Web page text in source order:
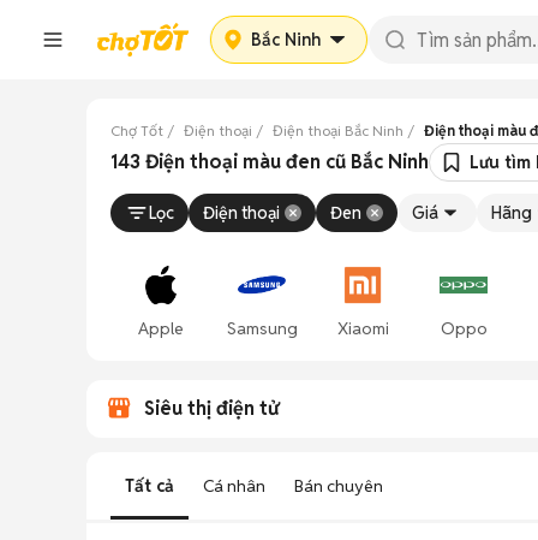
Bắc Ninh
Chợ Tốt Điện thoại Điện thoại Bắc Ninh Điện thoại màu
143 Điện thoại màu đen cũ Bắc Ninh Lưu tìm
Lọc Điện thoại Đen Giá Hãng
Apple Samsung Xiaomi Oppo
Siêu thị điện tử
Tất cả Cá nhân Bán chuyên